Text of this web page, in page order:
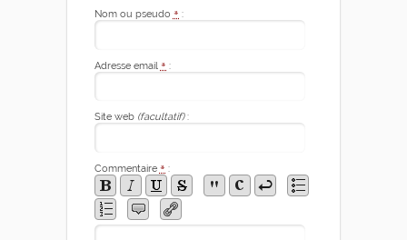
Nom ou pseudo * :
Adresse email * :
Site web (facultatif):
Commentaire * :